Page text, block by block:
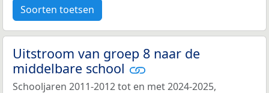
Soorten toetsen
Uitstroom van groep 8 naar de
middelbare school
Schooljaren 2011-2012 tot en met 2024-2025,